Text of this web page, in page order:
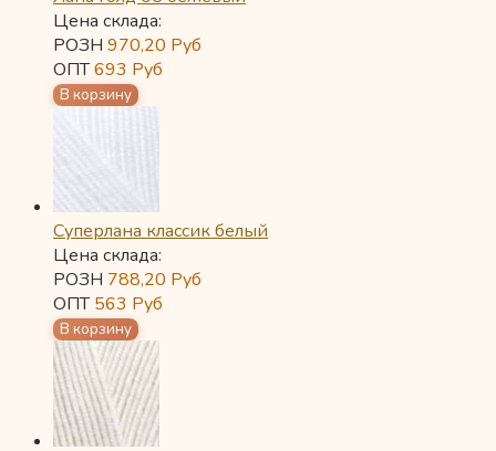
Цена склада:
РОЗН 970,20 Руб
ОПТ693 Руб
Суперлана классик белый
Цена склада:
РОЗН 788,20 Руб
ОПТ563 Руб